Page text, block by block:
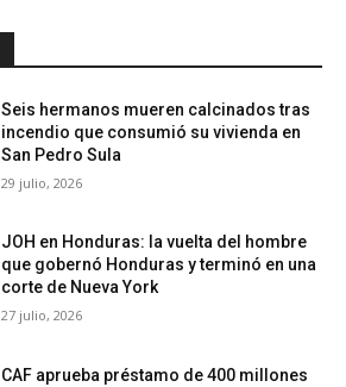
Seis hermanos mueren calcinados tras
incendio que consumió su vivienda en
San Pedro Sula
29 julio, 2026
JOH en Honduras: la vuelta del hombre
que gobernó Honduras y terminó en una
corte de Nueva York
27 julio, 2026
CAF aprueba préstamo de 400 millones